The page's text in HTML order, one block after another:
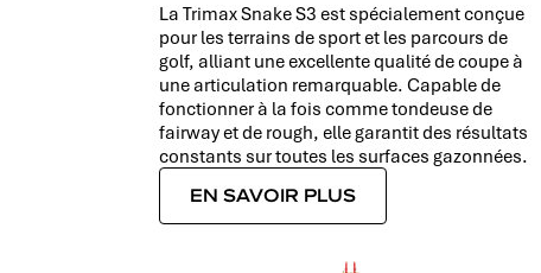
La Trimax Snake S3 est spécialement conçue
pour les terrains de sport et les parcours de
golf, alliant une excellente qualité de coupe à
une articulation remarquable. Capable de
fonctionner à la fois comme tondeuse de
fairway et de rough, elle garantit des résultats
constants sur toutes les surfaces gazonnées.
EN SAVOIR PLUS